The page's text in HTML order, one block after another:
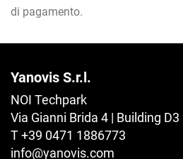
di pagamento.
Yanovis S.r.l.
NOI Techpark
Via Gianni Brida 4 | Building
T +39 0471 1886773
info@yanovis.com